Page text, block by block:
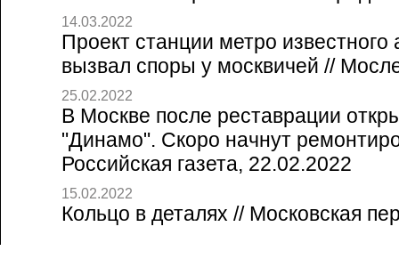
14.03.2022
Проект станции метро известного
вызвал споры у москвичей //
25.02.2022
В Москве после реставрации
"Динамо". Скоро начнут
Российская газета, 22.02.2022
15.02.2022
Кольцо в деталях // Московская